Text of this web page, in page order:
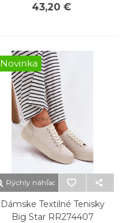
43,20 €
Novinka
Rýchly náhľad
Dámske Textilné Tenisky
Big Star RR274407